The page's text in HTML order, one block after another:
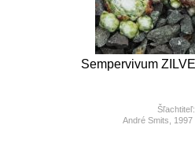
Sempervivum
Šľachtiteľ:
André Smits, 1997